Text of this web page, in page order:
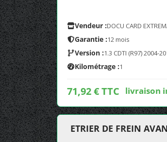
Vendeur :DOCU CARD
Garantie :12 mois
Version :1.3 CDTI (R97) 2004-
Kilométrage :1
71,92 € TTC livraison
ETRIER DE FREIN